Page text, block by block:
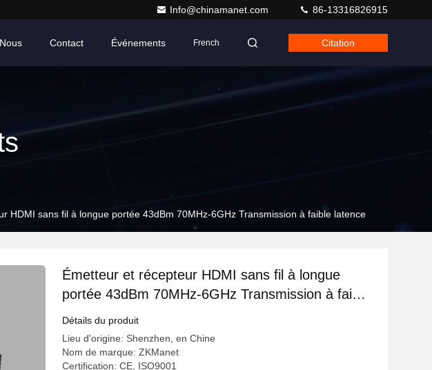
Info@chinamanet.com 86-13316826915
Contact Événements French Citation
HDMI sans fil à longue portée 43dBm 70MHz-6GHz Transmission à faible latence
Émetteur et récepteur HDMI sans fil à longue
portée 43dBm 70MHz-6GHz Transmission à faible
latence
Détails du produit
Lieu d'origine: Shenzhen, en Chine
Nom de marque: ZKManet
Certification: CE, ISO9001